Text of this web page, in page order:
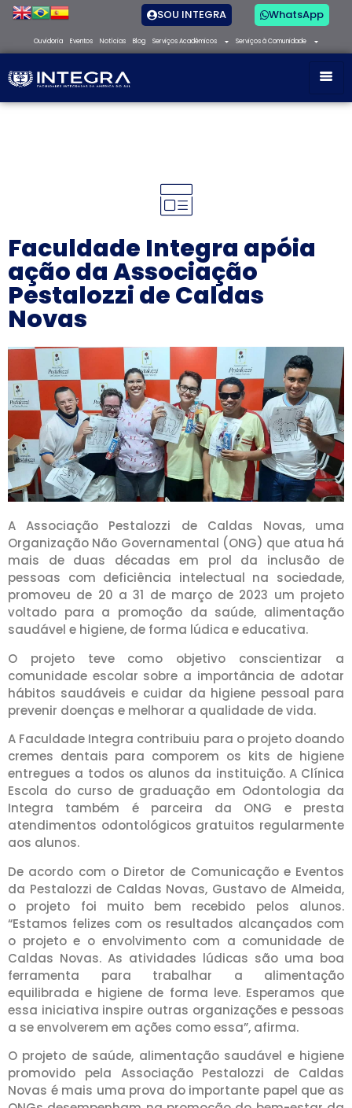
SOU INTEGRA WhatsApp
Ouvidoria Eventos Notícias Blog Serviços Acadêmicos Serviços à Comunidade
Faculdade Integra apóia
ação da Associação
Pestalozzi de Caldas
Novas
A Associação Pestalozzi de Caldas Novas, uma
Organização Não Governamental (ONG) que atua há
mais de duas décadas em prol da inclusão de
pessoas com deficiência intelectual na sociedade,
promoveu de 20 a 31 de março de 2023 um projeto
voltado para a promoção da saúde, alimentação
saudável e higiene, de forma lúdica e educativa.
O projeto teve como objetivo conscientizar a
comunidade escolar sobre a importância de adotar
hábitos saudáveis e cuidar da higiene pessoal para
prevenir doenças e melhorar a qualidade de vida.
A Faculdade Integra contribuiu para o projeto doando
cremes dentais para comporem os kits de higiene
entregues a todos os alunos da instituição. A Clínica
Escola do curso de graduação em Odontologia da
Integra também é parceira da ONG e presta
atendimentos odontológicos gratuitos regularmente
aos alunos.
De acordo com o Diretor de Comunicação e Eventos
da Pestalozzi de Caldas Novas, Gustavo de Almeida,
o projeto foi muito bem recebido pelos alunos.
“Estamos felizes com os resultados alcançados com
o projeto e o envolvimento com a comunidade de
Caldas Novas. As atividades lúdicas são uma boa
ferramenta para trabalhar a alimentação
equilibrada e higiene de forma leve. Esperamos que
essa iniciativa inspire outras organizações e pessoas
a se envolverem em ações como essa”, afirma.
O projeto de saúde, alimentação saudável e higiene
promovido pela Associação Pestalozzi de Caldas
Novas é mais uma prova do importante papel que as